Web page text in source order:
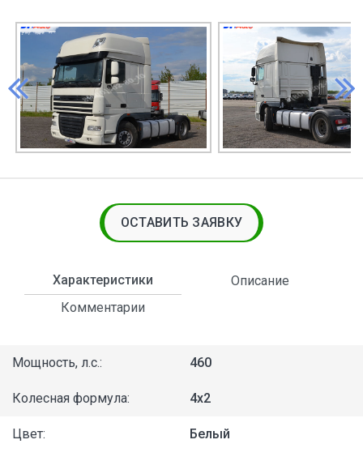
Характеристики
Описание
Комментарии
ОСТАВИТЬ ЗАЯВКУ
Мощность, л.с.: 460
Колесная формула: 4x2
Цвет: Белый